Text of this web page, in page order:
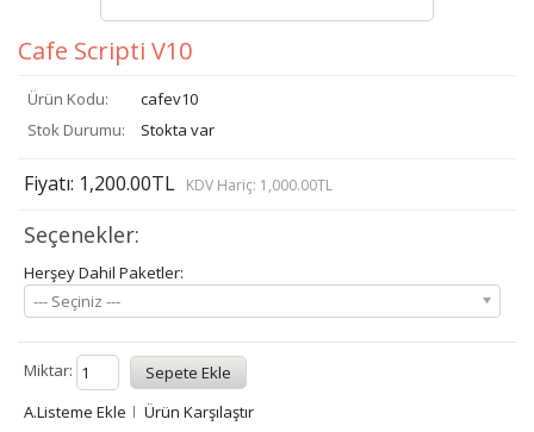
Cafe Scripti V10
Ürün Kodu:
cafev10
Stok Durumu:
Stokta var
Fiyatı: 1,200.00TL KDV Hariç: 1,000.00TL
Seçenekler:
Herşey Dahil Paketler:
--- Seçiniz ---
Miktar:
A.Listeme Ekle
Ürün Karşılaştır